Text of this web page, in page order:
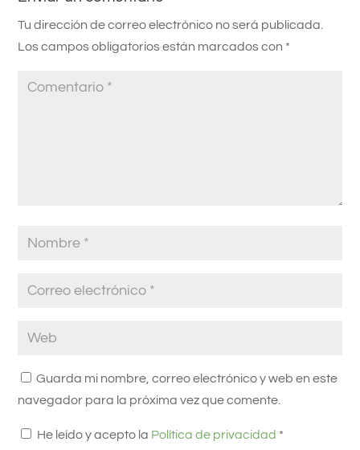
Tu dirección de correo electrónico no será publicada.
Los campos obligatorios están marcados con *
Guarda mi nombre, correo electrónico y web en este
navegador para la próxima vez que comente.
He leído y acepto la Política de privacidad *